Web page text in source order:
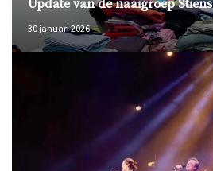
Update van de naaigroep Stiens
30 januari 2026